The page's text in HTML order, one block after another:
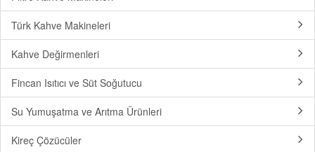
Türk Kahve Makineleri
Kahve Değirmenleri
Fincan Isıtıcı ve Süt Soğutucu
Su Yumuşatma ve Arıtma Ürünleri
Kireç Çözücüler